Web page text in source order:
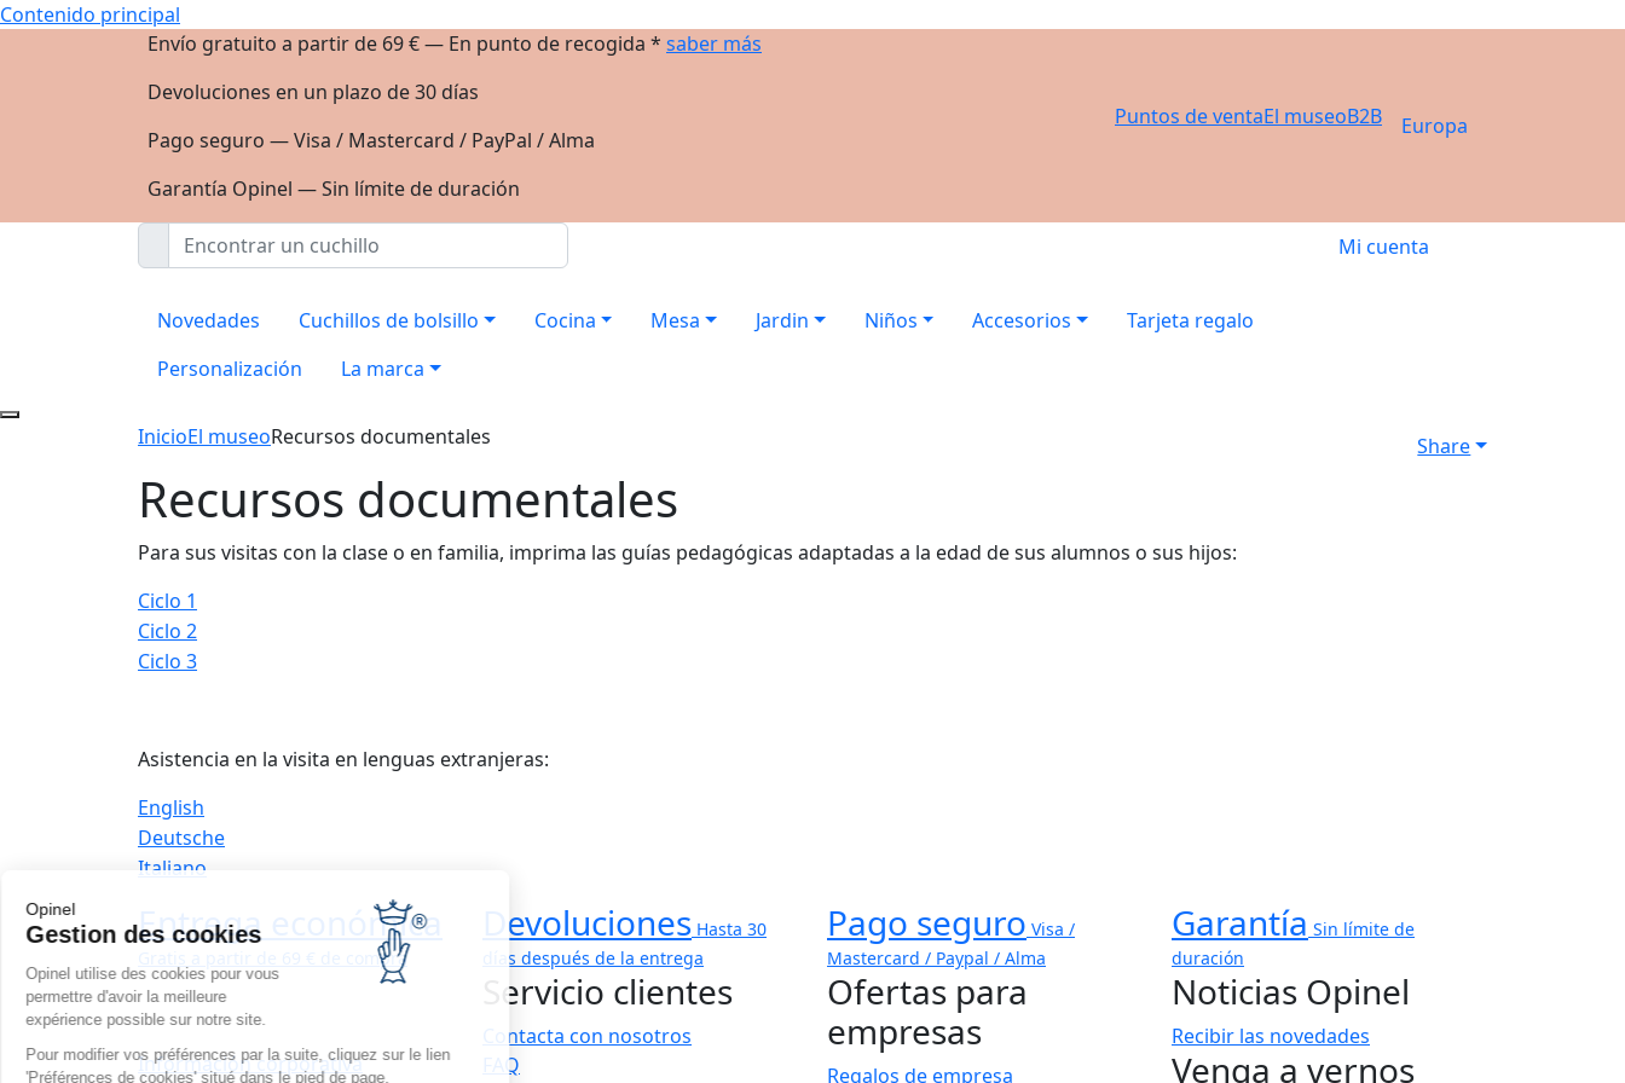
Opinel
Gestion des cookies
Opinel utilise des cookies pour vous
permettre d'avoir la meilleure
expérience possible sur notre site.
Pour modifier vos préférences par la suite, cliquez sur le lien
'Préférences de cookies' situé dans le pied de page.
Contenido principal
Envío gratuito a partir de 69 € — En punto de recogida * saber más
Devoluciones en un plazo de 30 días
Pago seguro — Visa / Mastercard / PayPal / Alma
Garantía Opinel — Sin límite de duración
Puntos de ventaEl museoB2B Europa
Mi cuenta
Novedades Cuchillos de bolsillo Cocina Mesa Jardin Niños Accesorios
Tarjeta regalo
Personalización
La marca
InicioEl museoRecursos documentales Share
Recursos documentales
Para sus visitas con la clase o en familia, imprima las guías pedagógicas adaptadas a la edad de sus alumnos o sus hijos:
Ciclo 1
Ciclo 2
Ciclo 3
Asistencia en la visita en lenguas extranjeras:
English
Deutsche
Italiano
Entrega económica
Gratis a partir de 69 € de compra
Devoluciones Hasta 30
días después de la entrega
Pago seguro Visa /
Mastercard / Paypal / Alma
Garantía Sin límite de
duración
Información corporativa
Servicio clientes
Contacta con nosotros
FAQ
Ofertas para
empresas
Regalos de empresa
Noticias Opinel
Recibir las novedades
Venga a vernos